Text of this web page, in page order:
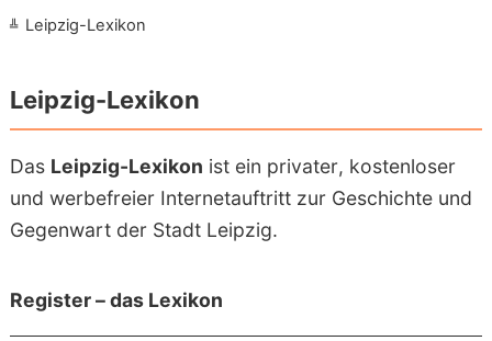
Leipzig-Lexikon
Leipzig-Lexikon
Das Leipzig-Lexikon ist ein privater, kosten­loser
und werbe­freier Internet­auftritt zur Geschichte und
Gegen­wart der Stadt Leipzig.
Register – das Lexikon